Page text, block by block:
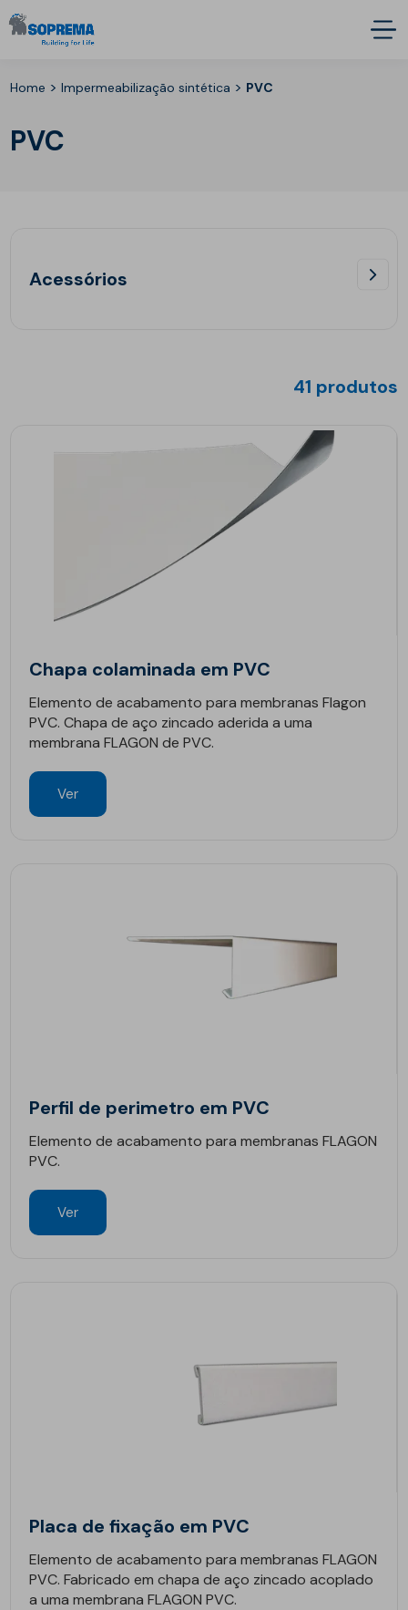
Home >Impermeabilização sintética > PVC
PVC
Acessórios
41 produtos
Chapa colaminada em PVC
Elemento de acabamento para membranas Flagon
PVC. Chapa de aço zincado aderida a uma
membrana FLAGON de PVC.
Ver
Perfil de perimetro em PVC
Elemento de acabamento para membranas FLAGON
PVC.
Ver
Placa de fixação em PVC
Elemento de acabamento para membranas FLAGON
PVC. Fabricado em chapa de aço zincado acoplado
a uma membrana FLAGON PVC.